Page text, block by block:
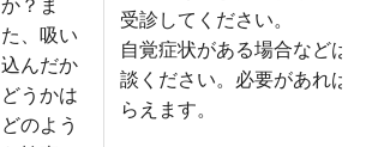
か？ま
た、吸い
込んだか
どうかは
どのよう
受診してください。
自覚症状がある場合などは
談ください。必要があれば
らえます。